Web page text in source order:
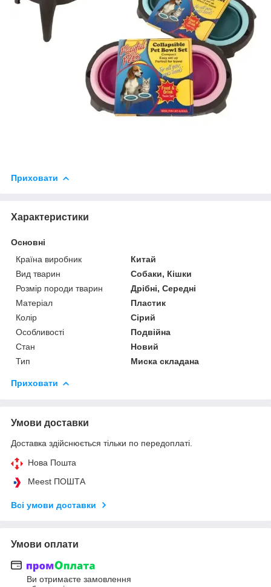
Приховати
Характеристики
Основні
Країна виробник
Китай
Вид тварин
Собаки, Кішки
Розмір породи тварин
Дрібні, Середні
Матеріал
Пластик
Колір
Сірий
Особливості
Подвійна
Стан
Новий
Тип
Миска складана
Приховати
Умови доставки
Доставка здійснюється тільки по передоплаті.
Нова Пошта
Meest ПОШТА
Всі умови доставки
Умови оплати
Ви отримаєте замовлення